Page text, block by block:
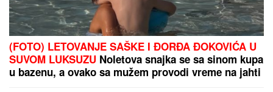
(FOTO) LETOVANJE SAŠKE I ĐORĐA ĐOKOVIĆA U
SUVOM LUKSUZU Noletova snajka se sa sinom kupa
u bazenu, a ovako sa mužem provodi vreme na jahti